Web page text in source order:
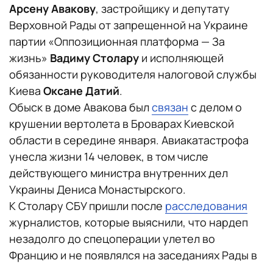
Арсену Авакову, застройщику и депутату
Верховной Рады от запрещенной на Украине
партии «Оппозиционная платформа — За
жизнь» Вадиму Столару и исполняющей
обязанности руководителя налоговой службы
Киева Оксане Датий.
Обыск в доме Авакова былсвязан с делом о
крушении вертолета в Броварах Киевской
области в середине января. Авиакатастрофа
унесла жизни 14 человек, в том числе
действующего министра внутренних дел
Украины Дениса Монастырского.
К Столару СБУ пришли после расследования
журналистов, которые выяснили, что нардеп
незадолго до спецоперации улетел во
Францию и не появлялся на заседаниях Рады в